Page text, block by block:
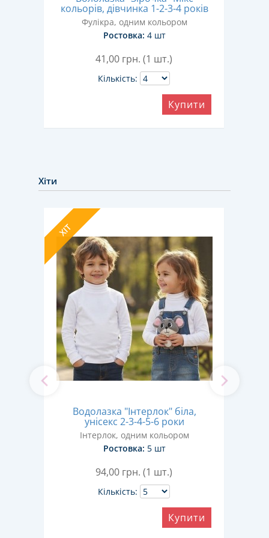
кольорів, дівчинка 1-2-3-4 років
Фулікра, одним кольором
Ростовка: 4 шт
41,00 грн. (1 шт.)
Кількість:
Купити
Хіти
ХІТ
Водолазка "Інтерлок" біла,
унісекс 2-3-4-5-6 роки
Інтерлок, одним кольором
Ростовка: 5 шт
94,00 грн. (1 шт.)
Кількість:
Купити